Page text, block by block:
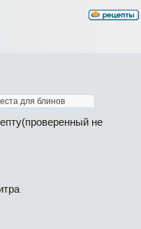
для блинов
не